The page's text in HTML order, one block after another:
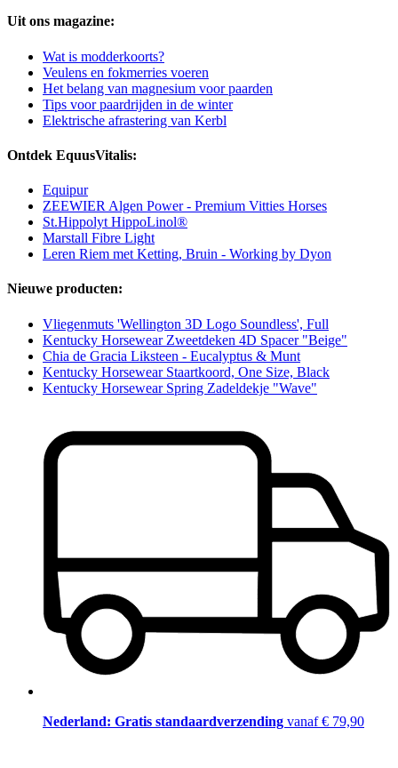
Uit ons magazine:
Wat is modderkoorts?
Veulens en fokmerries voeren
Het belang van magnesium voor paarden
Tips voor paardrijden in de winter
Elektrische afrastering van Kerbl
Ontdek EquusVitalis:
Equipur
ZEEWIER Algen Power - Premium Vitties Horses
St.Hippolyt HippoLinol®
Marstall Fibre Light
Leren Riem met Ketting, Bruin - Working by Dyon
Nieuwe producten:
Vliegenmuts 'Wellington 3D Logo Soundless', Full
Kentucky Horsewear Zweetdeken 4D Spacer "Beige"
Chia de Gracia Liksteen - Eucalyptus & Munt
Kentucky Horsewear Staartkoord, One Size, Black
Kentucky Horsewear Spring Zadeldekje "Wave"
Nederland: Gratis standaardverzending vanaf € 79,90